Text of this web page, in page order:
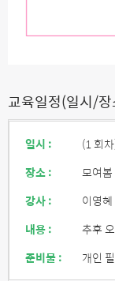
교육일정(일시/
일시 : (1 회
장소 :
모여봄
강사 :
이영혜
내용 :
추후
준비물 :
개인